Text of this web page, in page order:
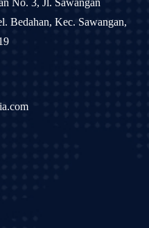
No. 3, Jl. Sawangan
Bedahan, Kec. Sawangan,